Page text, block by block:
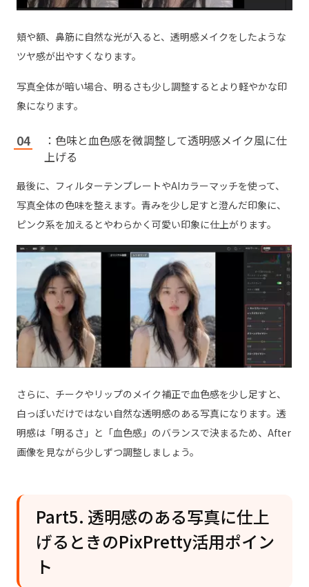
頬や額、鼻筋に自然な光が入ると、透明感メイクをしたような
ツヤ感が出やすくなります。
写真全体が暗い場合、明るさも少し調整するとより軽やかな印
象になります。
：色味と血色感を微調整して透明感メイク風に仕
上げる
最後に、フィルターテンプレートやAIカラーマッチを使って、
写真全体の色味を整えます。青みを少し足すと澄んだ印象に、
ピンク系を加えるとやわらかく可愛い印象に仕上がります。
さらに、チークやリップのメイク補正で血色感を少し足すと、
白っぽいだけではない自然な透明感のある写真になります。透
明感は「明るさ」と「血色感」のバランスで決まるため、After
画像を見ながら少しずつ調整しましょう。
Part5. 透明感のある写真に仕上
げるときのPixPretty活用ポイン
ト